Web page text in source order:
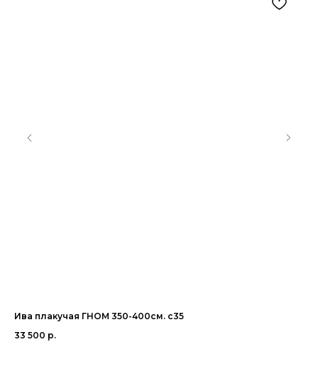
Ива плакучая ГНОМ 350-400см. с35
33 500 р.